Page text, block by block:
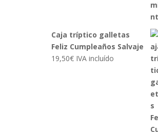
Caja tríptico galletas
Feliz Cumpleaños Salvaje
19,50€ IVA incluído